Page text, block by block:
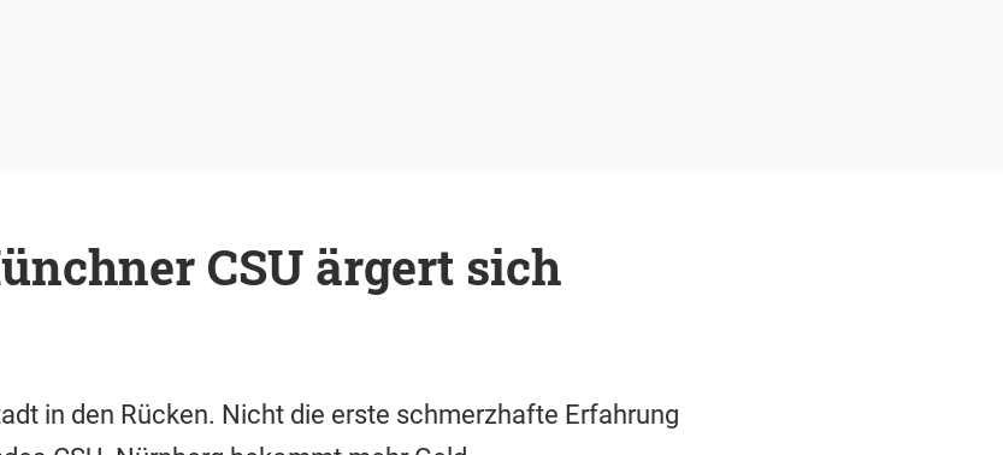
CSU ärgert sich
in den Rücken. Nicht die erste schmerzhafte Erfahrung